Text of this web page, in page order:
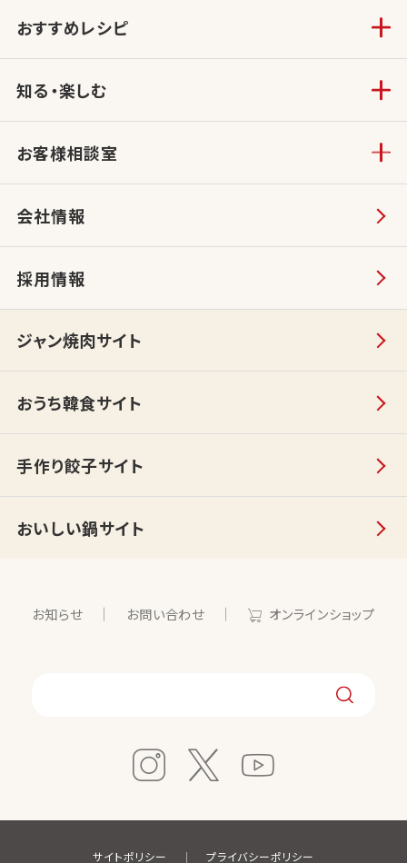
おすすめレシピ
知る・楽しむ
お客様相談室
会社情報
採用情報
ジャン焼肉サイト
おうち韓食サイト
手作り餃子サイト
おいしい鍋サイト
お知らせ お問い合わせ オンラインショップ
サイトポリシー プライバシーポリシー